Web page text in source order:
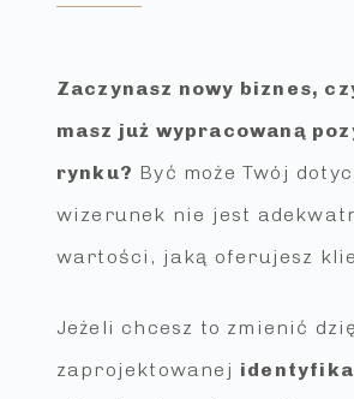
Zaczynasz nowy biznes,
masz już wypracowaną
rynku? Być może Twój
wizerunek nie jest
wartości, jaką oferujesz
Jeżeli chcesz to zmienić
zaprojektowanej